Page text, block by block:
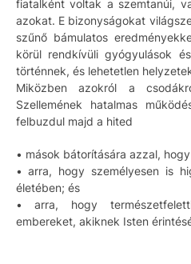
fiatalként voltak a szemtanúi,
azokat. E bizonyságokat
szűnő bámulatos
körül rendkívüli gyógyulások
történnek, és lehetetlen
Miközben azokról a
Szellemének hatalmas
felbuzdul majd a hited
• mások bátorítására azzal,
• arra, hogy személyesen is
életében; és
• arra, hogy
embereket, akiknek Isten